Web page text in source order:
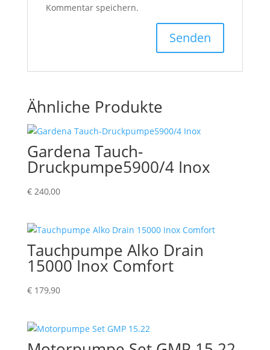
Kommentar speichern.
Ähnliche Produkte
Gardena Tauch-
Druckpumpe5900/4 Inox
€240,00
Tauchpumpe Alko Drain
15000 Inox Comfort
€179,90